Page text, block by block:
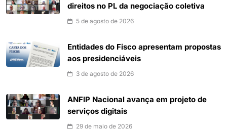
direitos no PL da negociação coletiva
5 de agosto de 2026
Entidades do Fisco apresentam propostas
aos presidenciáveis
3 de agosto de 2026
ANFIP Nacional avança em projeto de
serviços digitais
29 de maio de 2026